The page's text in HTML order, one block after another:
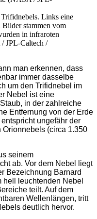
Links eine
stammen vom
in infraroten
JPL-Caltech /
man erkennen, dass
immer dasselbe
um den Trifidnebel im
Nebel ist eine
in der zahlreiche
Entfernung von der Erde
ungefähr der
(circa 1.350
seinem
ab. Vor dem Nebel liegt
Bezeichnung Barnard
leuchtenden Nebel
teilt. Auf dem
Wellenlängen, tritt
deutlich hervor.